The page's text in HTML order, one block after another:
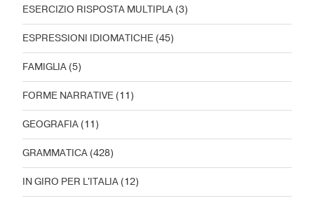
ESERCIZIO RISPOSTA MULTIPLA (3)
ESPRESSIONI IDIOMATICHE (45)
FAMIGLIA (5)
FORME NARRATIVE (11)
GEOGRAFIA (11)
GRAMMATICA (428)
IN GIRO PER L'ITALIA (12)